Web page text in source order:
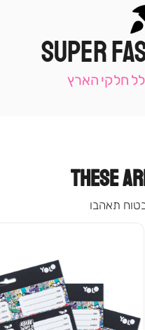
SUPER
חלקי הארץ
THESE
תאהבו